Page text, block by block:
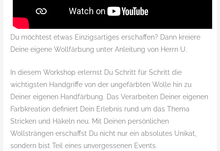
Du möchtest etwas Einzigsartiges erschaffen? Dann kreiere
Deine eigene Wollfärbung unter Anleitung von Herrn U.
In diesem Workshop erlernst Du Schritt für Schritt die
wichtigsten Handgriffe von der ungefärbten Wolle hin zu
Deiner eigenen Handfärbung. Das Verarbeiten Deiner eigenen
Farbkreation definiert Dein Erlebnis rund um das Thema
Stricken und Häkeln neu. Mit Deinen persönlichen
Wollsträngen erschaffst Du nicht nur ein absolutes Unikat,
sondern bist Teil eines unvergessenen Events.